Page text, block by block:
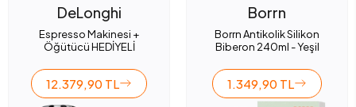
DeLonghi
Espresso Makinesi +
Öğütücü HEDİYELİ
12.379,90 TL
Borrn
Borrn Antikolik Silikon
Biberon 240ml - Yeşil
1.349,90 TL